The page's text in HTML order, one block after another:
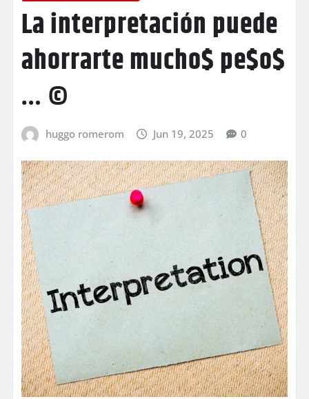
La interpretación puede
ahorrarte mucho$ pe$o$
… ©
huggo romerom Jun 19, 2025 0